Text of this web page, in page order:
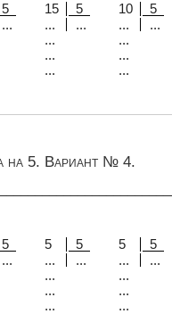
5 15 5 10
5
... ... ... ...
...
...
...
...
...
... ...
на 5. Вариант № 4.
5 5 5 5
5
... ... ... ...
...
...
...
...
...
... ...